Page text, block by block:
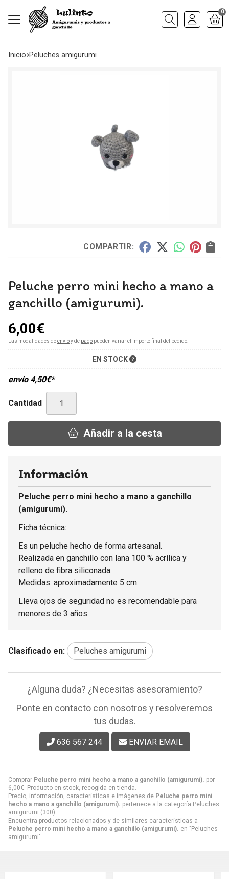
Buscar
0
Inicio peluches amigurumi
COMPARTIR:
Peluche perro mini hecho a mano a
ganchillo (amigurumi).
6,00€
Las modalidades deenvíoy de pago pueden variar el importe final del pedido.
EN STOCK
envío 4,50€*
Cantidad
Añadir a la cesta
Comprar Peluche perro mini hecho a mano a ganchillo (amigurumi). por
6,00€ . Producto en stock, recogida en tienda.
Precio, información, características e imágenes de Peluche perro mini
hecho a mano a ganchillo (amigurumi). pertenece a la categoría Peluches
amigurumi (300).
Encuentra productos relacionados y de similares características a
Peluche perro mini hecho a mano a ganchillo (amigurumi). en "Peluches
amigurumi".
Información
Peluche perro mini hecho a mano a ganchillo
(amigurumi).
Ficha técnica:
Es un peluche hecho de forma artesanal.
Realizada en ganchillo con lana 100 % acrílica y
relleno de fibra siliconada.
Medidas: aproximadamente 5 cm.
Lleva ojos de seguridad no es recomendable para
menores de 3 años.
Clasificado en: Peluches amigurumi
¿Alguna duda? ¿Necesitas asesoramiento?
Ponte en contacto con nosotros y resolveremos
tus dudas.
636 567 244 ENVIAR EMAIL